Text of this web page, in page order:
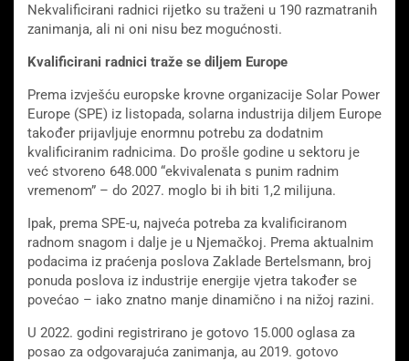
Nekvalificirani radnici rijetko su traženi u 190 razmatranih
zanimanja, ali ni oni nisu bez mogućnosti.
Kvalificirani radnici traže se diljem Europe
Prema izvješću europske krovne organizacije Solar Power
Europe (SPE) iz listopada, solarna industrija diljem Europe
također prijavljuje enormnu potrebu za dodatnim
kvalificiranim radnicima. Do prošle godine u sektoru je
već stvoreno 648.000 “ekvivalenata s punim radnim
vremenom” – do 2027. moglo bi ih biti 1,2 milijuna.
Ipak, prema SPE-u, najveća potreba za kvalificiranom
radnom snagom i dalje je u Njemačkoj. Prema aktualnim
podacima iz praćenja poslova Zaklade Bertelsmann, broj
ponuda poslova iz industrije energije vjetra također se
povećao – iako znatno manje dinamično i na nižoj razini.
U 2022. godini registrirano je gotovo 15.000 oglasa za
posao za odgovarajuća zanimanja, au 2019. gotovo